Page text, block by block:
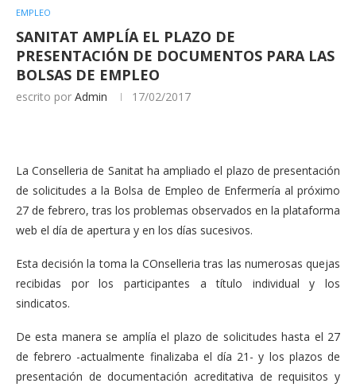
EMPLEO
SANITAT AMPLÍA EL PLAZO DE
PRESENTACIÓN DE DOCUMENTOS PARA LAS
BOLSAS DE EMPLEO
escrito por Admin 17/02/2017
La Conselleria de Sanitat ha ampliado el plazo de presentación
de solicitudes a la Bolsa de Empleo de Enfermería al próximo
27 de febrero, tras los problemas observados en la plataforma
web el día de apertura y en los días sucesivos.
Esta decisión la toma la COnselleria tras las numerosas quejas
recibidas por los participantes a título individual y los
sindicatos.
De esta manera se amplía el plazo de solicitudes hasta el 27
de febrero -actualmente finalizaba el día 21- y los plazos de
presentación de documentación acreditativa de requisitos y